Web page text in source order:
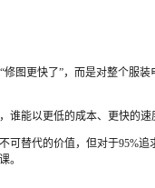
图更快了”，而是对整个服
谁能以更低的成本、更快的
可替代的价值，但对于95%
。